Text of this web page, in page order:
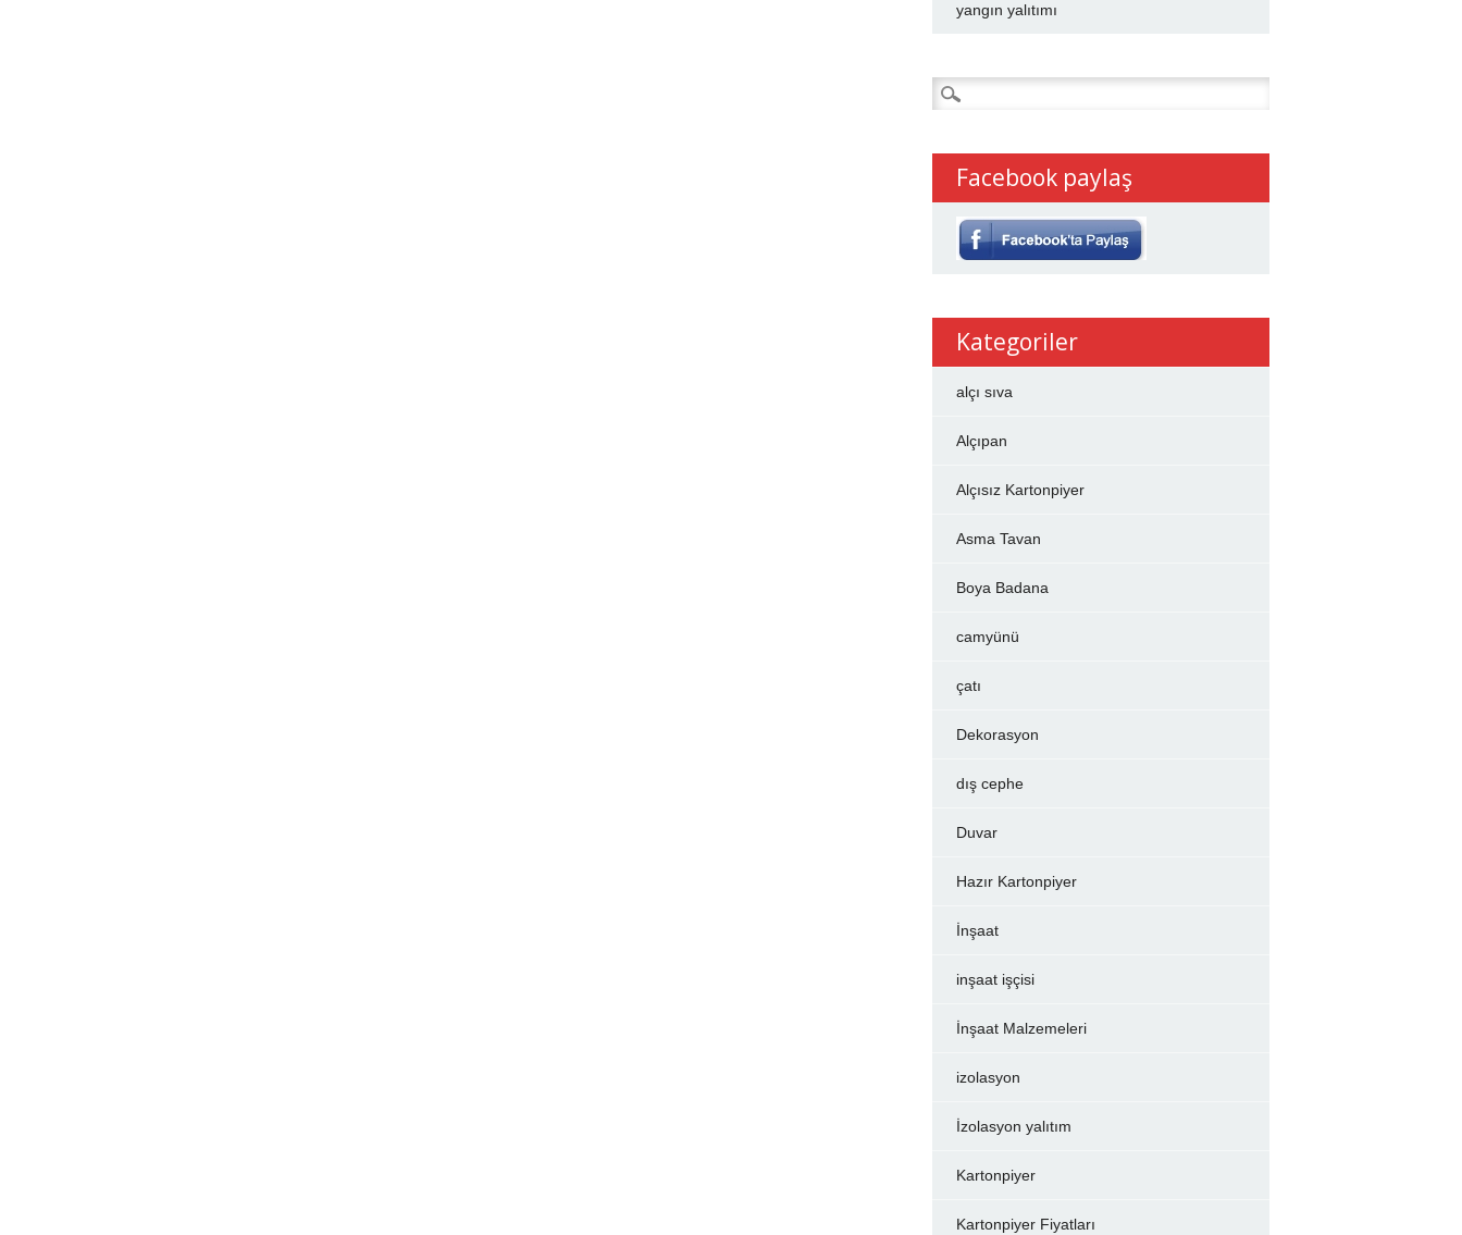
yangın yalıtımı
Arama:
Facebook paylaş
Kategoriler
alçı sıva
Alçıpan
Alçısız Kartonpiyer
Asma Tavan
Boya Badana
camyünü
çatı
Dekorasyon
dış cephe
Duvar
Hazır Kartonpiyer
İnşaat
inşaat işçisi
İnşaat Malzemeleri
izolasyon
İzolasyon yalıtım
Kartonpiyer
Kartonpiyer Fiyatları